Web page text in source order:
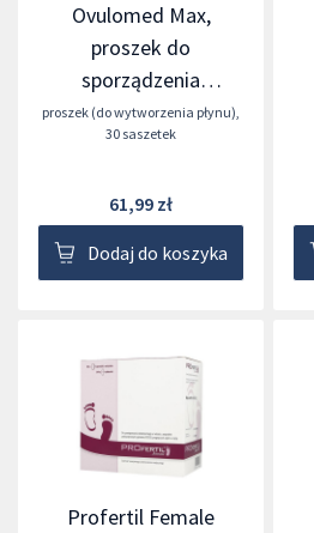
Ovulomed Max,
proszek do
sporządzenia
roztworu, 4 g x 30
saszetek
proszek (do wytworzenia płynu),
30 saszetek
61,99 zł
Dodaj do koszyka
Profertil Female